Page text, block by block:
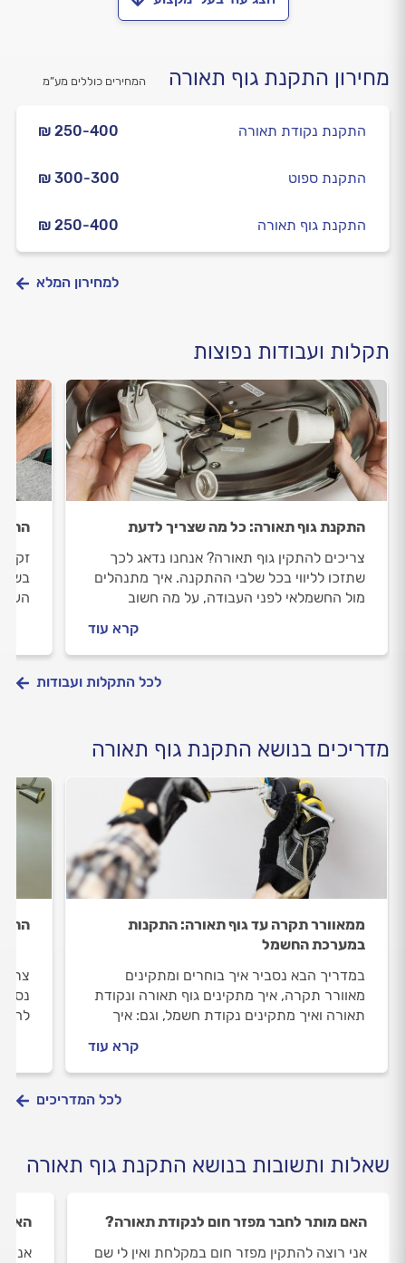
מחירון התקנת גוף תאורה המחירים כוללים מע”מ
₪ 250-400 התקנת נקודת תאורה
₪ 300-300 התקנת ספוט
₪ 250-400 התקנת גוף תאורה
למחירון המלא
תקלות ועבודות נפוצות
התקנת גוף תאורה: כל מה שצריך לדעת
צריכים להתקין גוף תאורה? אנחנו נדאג לכך
שתזכו לליווי בכל שלבי ההתקנה. איך מתנהלים
מול החשמלאי לפני העבודה, על מה חשוב
קרא עוד
לכל התקלות ועבודות
מדריכים בנושא התקנת גוף תאורה
ממאוורר תקרה עד גוף תאורה: התקנות
במערכת החשמל
במדריך הבא נסביר איך בוחרים ומתקינים
מאוורר תקרה, איך מתקינים גוף תאורה ונקודת
תאורה ואיך מתקינים נקודת חשמל, וגם: איך
קרא עוד
לכל המדריכים
שאלות ותשובות בנושא התקנת גוף תאורה
האם מותר לחבר מפזר חום לנקודת תאורה?
אני רוצה להתקין מפזר חום במקלחת ואין לי שם
האם
אני